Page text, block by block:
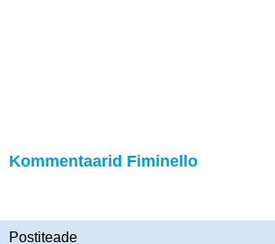
Kommentaarid Fiminello
Postiteade